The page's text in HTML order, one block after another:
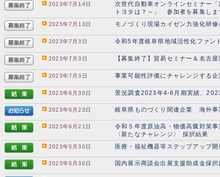
2023年7月14日
次世代自動車オンラインセミナー
トヨタは？～」 参加者を募集しま
2023年7月13日 モノづくり現場カイゼン力強化研
2023年7月3日 令和5年度岐阜県地域活性化ファン
2023年7月3日 【募集終了】貿易セミナー＆名古
2023年7月3日 事業可能性評価にチャレンジする
2023年6月30日 景況調査2023年4-6月期実績、
2023年6月23日 岐阜県ものづくり関連企業 海外
2023年6月21日
令和５年度原油高・物価高騰対策
〈新たなチャレンジ〉 採択結果
2023年5月30日 医療・福祉機器等ステップアップ
2023年5月30日 国内展示商談会出展支援助成金採択